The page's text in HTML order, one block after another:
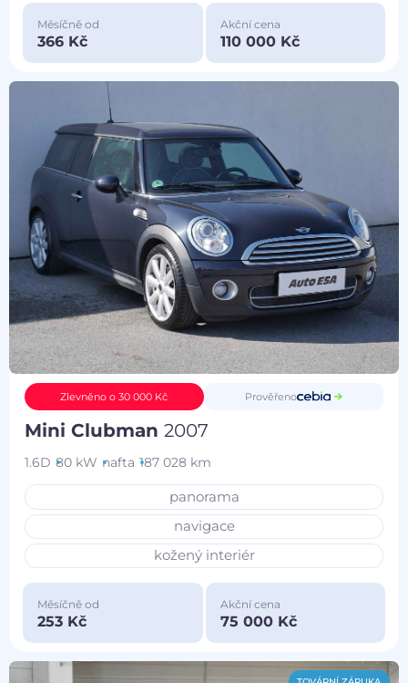
Měsíčně od
366 Kč
Akční cena
110 000 Kč
Zlevněno o 30 000 Kč Prověřeno
Mini Clubman2007
1.6D 80 kW nafta 187 028 km
panorama
navigace
kožený interiér
Měsíčně od
253 Kč
Akční cena
75 000 Kč